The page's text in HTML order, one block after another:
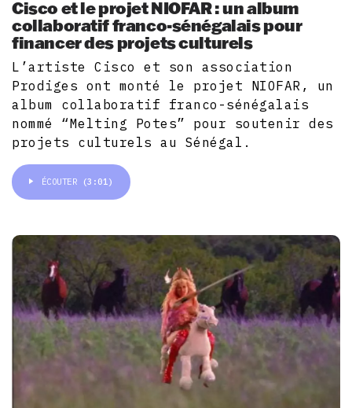
Cisco et le projet NIOFAR : un album
collaboratif franco-sénégalais pour
financer des projets culturels
L’artiste Cisco et son association
Prodiges ont monté le projet NIOFAR, un
album collaboratif franco-sénégalais
nommé “Melting Potes” pour soutenir des
projets culturels au Sénégal.
ÉCOUTER (3:01)